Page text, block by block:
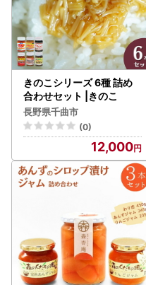
きのこシリーズ 6種 詰め
合わせセット |きのこ
長野県千曲市
(0)
12,000